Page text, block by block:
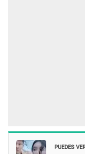
PUEDES